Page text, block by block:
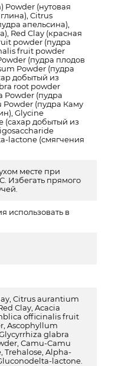
Powder (нутовая
Citrus
апельсина),
Red Clay (красная
powder (пудра
fruit powder
(пудра плодов
Powder (пудра
добытый из
root powder
Powder (пудра
(пудра Каму
Glycine
(сахар добытый из
lасtоnе (смягчения
месте при
Избегать прямого
использовать в
Citrus aurantium
Clay, Acacia
officinalis fruit
Ascophyllum
glabra
Сamu-Сamu
Trehalose, Alpha-
lасtоnе.